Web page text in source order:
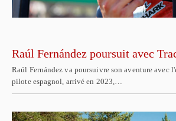
Raúl Fernández poursuit avec
Raúl Fernández va poursuivre son aventure avec
pilote espagnol, arrivé en 2023,…